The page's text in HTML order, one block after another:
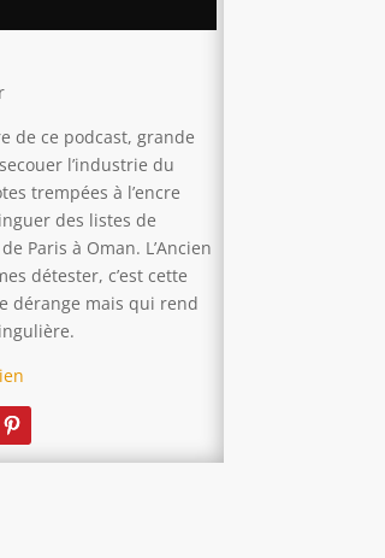
de ce podcast, grande
l’industrie du
trempées à l’encre
des listes de
Paris à Oman. L’Ancien
détester, c’est cette
dérange mais qui rend